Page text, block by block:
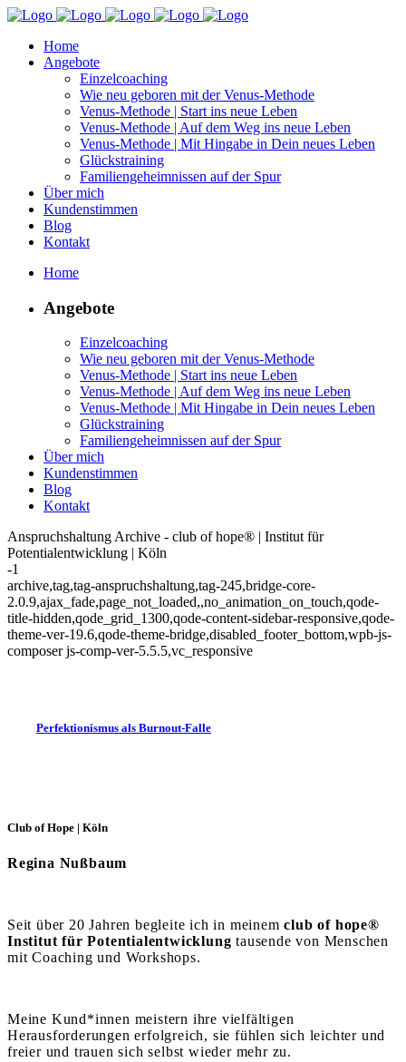
Home
Angebote
Einzelcoaching
Wie neu geboren mit der Venus-Methode
Venus-Methode | Start ins neue Leben
Venus-Methode | Auf dem Weg ins neue Leben
Venus-Methode | Mit Hingabe in Dein neues Leben
Glückstraining
Familiengeheimnissen auf der Spur
Über mich
Kundenstimmen
Blog
Kontakt
Home
Angebote
Einzelcoaching
Wie neu geboren mit der Venus-Methode
Venus-Methode | Start ins neue Leben
Venus-Methode | Auf dem Weg ins neue Leben
Venus-Methode | Mit Hingabe in Dein neues Leben
Glückstraining
Familiengeheimnissen auf der Spur
Über mich
Kundenstimmen
Blog
Kontakt
Anspruchshaltung Archive - club of hope® | Institut für
Potentialentwicklung | Köln
-1
archive,tag,tag-anspruchshaltung,tag-245,bridge-core-
2.0.9,ajax_fade,page_not_loaded,,no_animation_on_touch,qode-
title-hidden,qode_grid_1300,qode-content-sidebar-responsive,qode-
theme-ver-19.6,qode-theme-bridge,disabled_footer_bottom,wpb-js-
composer js-comp-ver-5.5.5,vc_responsive
Perfektionismus als Burnout-Falle
Club of Hope | Köln
Regina Nußbaum
Seit über 20 Jahren begleite ich in meinemclub of hope®
Institut für Potentialentwicklung tausende von Menschen
mit Coaching und Workshops.
Meine Kund*innen meistern ihre vielfältigen
Herausforderungen erfolgreich, sie fühlen sich leichter und
freier und trauen sich selbst wieder mehr zu.